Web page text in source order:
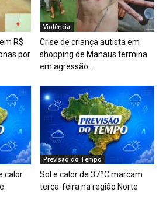
R$
por
Violência
Crise de criança autista em
shopping de Manaus termina
em agressão...
calor
Previsão do Tempo
Sol e calor de 37ºC marcam
terça-feira na região Norte